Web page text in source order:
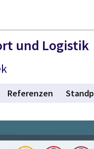
und Logistik
Referenzen